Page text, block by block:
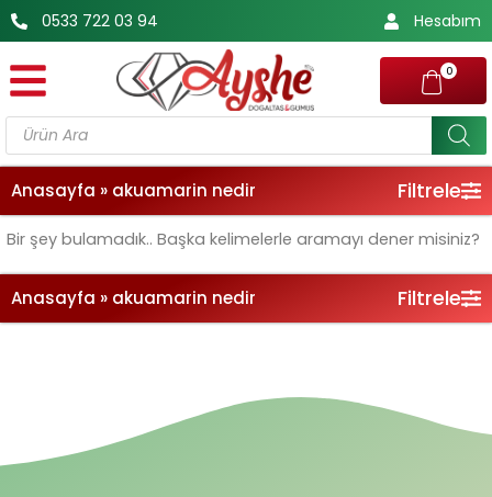
İçeriğe
atla
0533 722 03 94 Hesabım
0
Products
search
Anasayfa » akuamarin nedir Filtrele
Bir şey bulamadık.. Başka kelimelerle aramayı dener misiniz?
Anasayfa » akuamarin nedir Filtrele